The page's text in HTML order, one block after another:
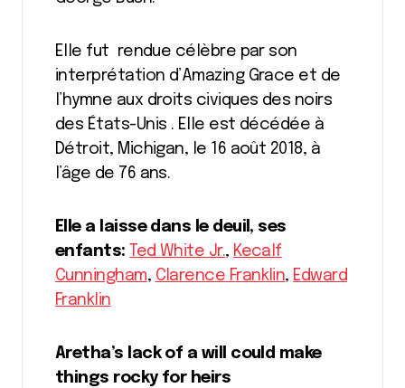
Elle fut rendue célèbre par son
interprétation d’Amazing Grace et de
l’hymne aux droits civiques des noirs
des États-Unis . Elle est décédée à
Détroit, Michigan, le 16 août 2018, à
l’âge de 76 ans.
Elle a laisse dans le deuil, ses
enfants: Ted White Jr., Kecalf
Cunningham, Clarence Franklin, Edward
Franklin
Aretha’s lack of a will could make
things rocky for heirs